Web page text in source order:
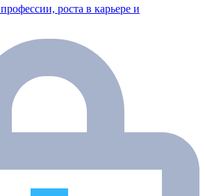
роста в карьере и